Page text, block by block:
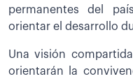
permanentes del
orientar el desarrollo
Una visión
orientarán la